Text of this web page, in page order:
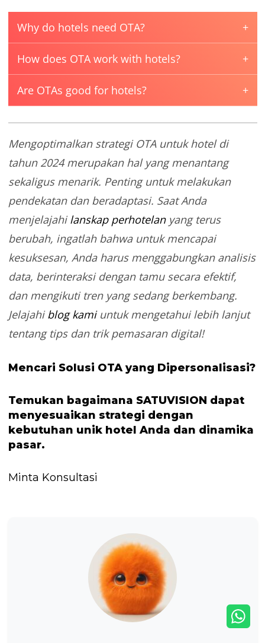
Why do hotels need OTA?
How does OTA work with hotels?
Are OTAs good for hotels?
Mengoptimalkanstrategi OTA untuk hotel di
tahun 2024 merupakan hal yang menantang
sekaligus menarik. Penting untuk melakukan
pendekatan dan beradaptasi. Saat Anda
menjelajahilanskap perhotelanyang terus
berubah, ingatlah bahwa untuk mencapai
kesuksesan, Anda harus menggabungkan analisis
data, berinteraksi dengan tamu secara efektif,
dan mengikuti tren yang sedang berkembang.
Jelajahiblog kamiuntuk mengetahui lebih lanjut
tentang tips dan trik pemasaran digital!
Mencari Solusi OTA yang Dipersonalisasi?
Temukan bagaimana SATUVISION dapat
menyesuaikan strategi dengan
kebutuhan unik hotel Anda dan dinamika
pasar.
Minta Konsultasi